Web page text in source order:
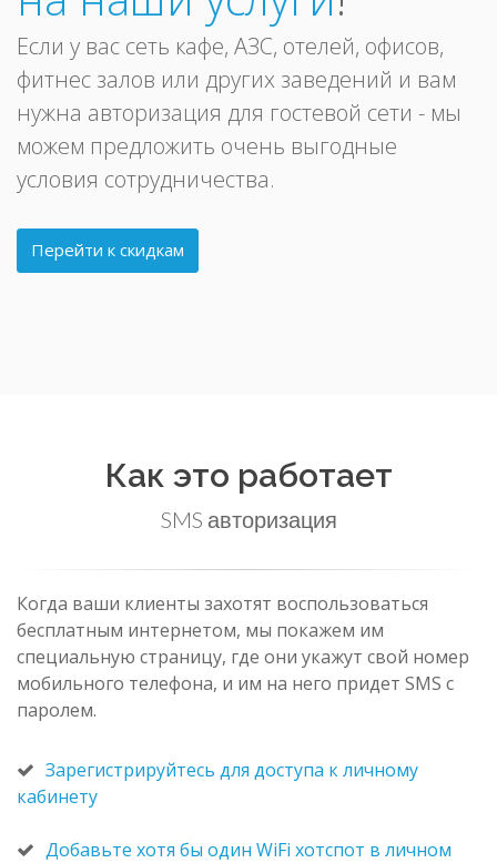
Если у вас сеть кафе, АЗС, отелей, офисов,
фитнес залов или других заведений и вам
нужна авторизация для гостевой сети - мы
можем предложить очень выгодные
условия сотрудничества.
Перейти к скидкам
Как это работает
SMS авторизация
Когда ваши клиенты захотят воспользоваться
бесплатным интернетом, мы покажем им
специальную страницу, где они укажут свой номер
мобильного телефона, и им на него придет SMS с
паролем.
Зарегистрируйтесь для доступа к личному
кабинету
Добавьте хотя бы один WiFi хотспот в личном